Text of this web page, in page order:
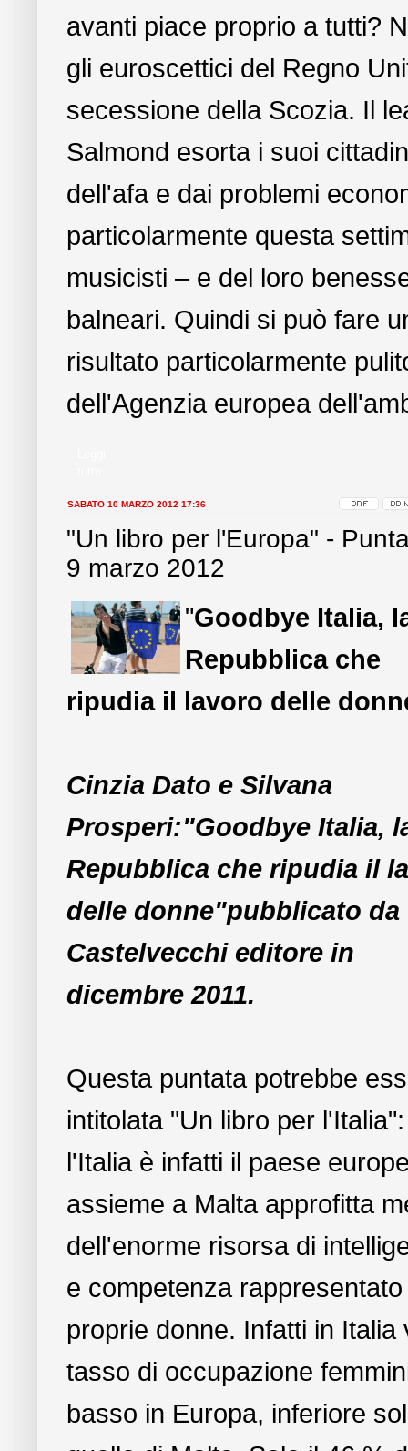
avanti piace proprio a tutti?
gli euroscettici del Regno
secessione della Scozia. Il
Salmond esorta i suoi
dell'afa e dai problemi
particolarmente questa
musicisti – e del loro
balneari. Quindi si può fare
risultato particolarmente
dell'Agenzia europea
SABATO 10 MARZO 2012 17:36
"Un libro per l'Europa" -
9 marzo 2012
"Goodbye Italia,
Repubblica che
ripudia il lavoro delle
Cinzia Dato e Silvana
Prosperi:"Goodbye Italia,
Repubblica che ripudia il
delle donne"pubblicato da
Castelvecchi editore in
dicembre 2011.
Questa puntata potrebbe
intitolata "Un libro per l'Italia":
l'Italia è infatti il paese
assieme a Malta approfitta
dell'enorme risorsa di
e competenza
proprie donne. Infatti in Italia
tasso di occupazione
basso in Europa, inferiore